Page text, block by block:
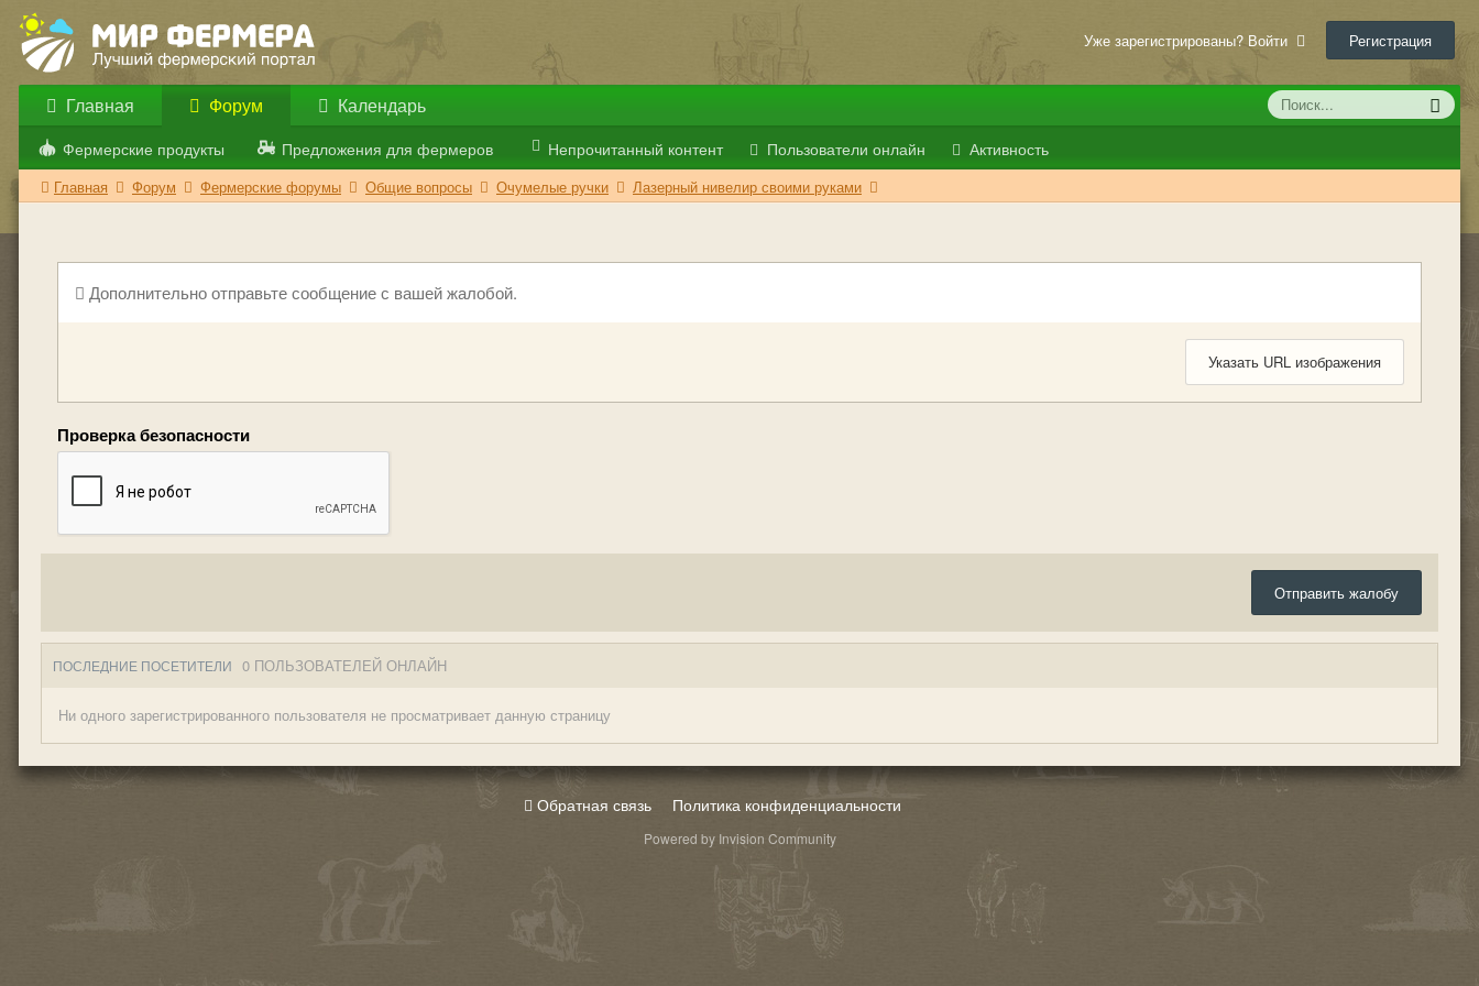
Уже зарегистрированы? Войти Регистрация
Главная Форум
Фермерские продукты Предложения для фермеров Непрочитанный контент Пользователи онлайн Активность
Календарь
Главная Форум Фермерские форумы Общие вопросы Очумелые ручки Лазерный нивелир своими руками
Дополнительно отправьте сообщение с вашей жалобой.
Указать URL изображения
Проверка безопасности
Отправить жалобу
ПОСЛЕДНИЕ ПОСЕТИТЕЛИ 0 ПОЛЬЗОВАТЕЛЕЙ ОНЛАЙН
Ни одного зарегистрированного пользователя не просматривает данную страницу
Обратная связь Политика конфиденциальности
Powered by Invision Community